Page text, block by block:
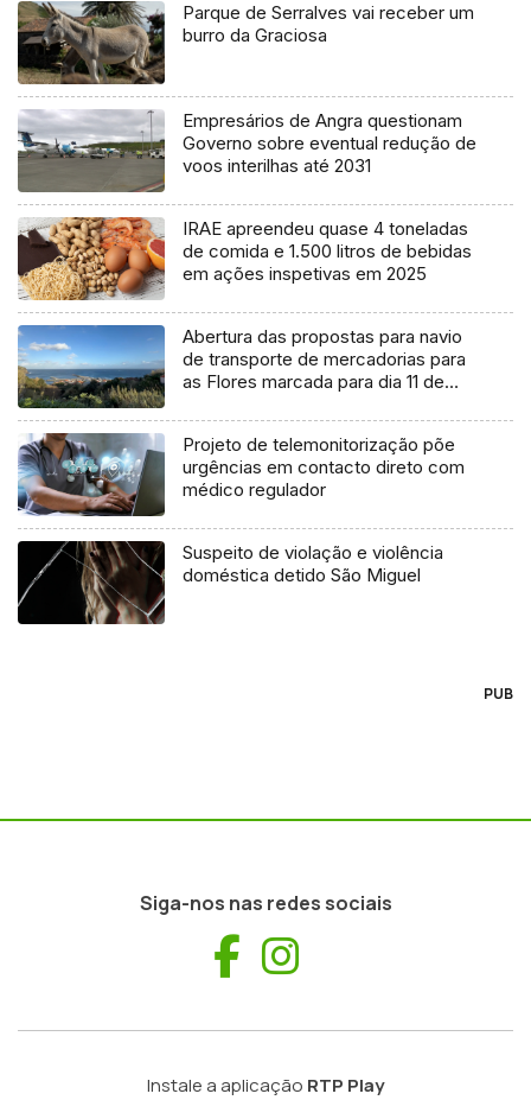
Parque de Serralves vai receber um
burro da Graciosa
Empresários de Angra questionam
Governo sobre eventual redução de
voos interilhas até 2031
IRAE apreendeu quase 4 toneladas
de comida e 1.500 litros de bebidas
em ações inspetivas em 2025
Abertura das propostas para navio
de transporte de mercadorias para
as Flores marcada para dia 11 de
Projeto de telemonitorização põe
urgências em contacto direto com
médico regulador
Suspeito de violação e violência
doméstica detido São Miguel
PUB
Siga-nos nas redes sociais
Facebook
Instale a aplicação RTP Play